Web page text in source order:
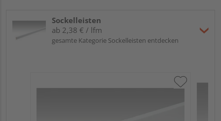
Sockelleisten
ab 2,38 € / lfm
gesamte Kategorie Sockelleisten entdecken